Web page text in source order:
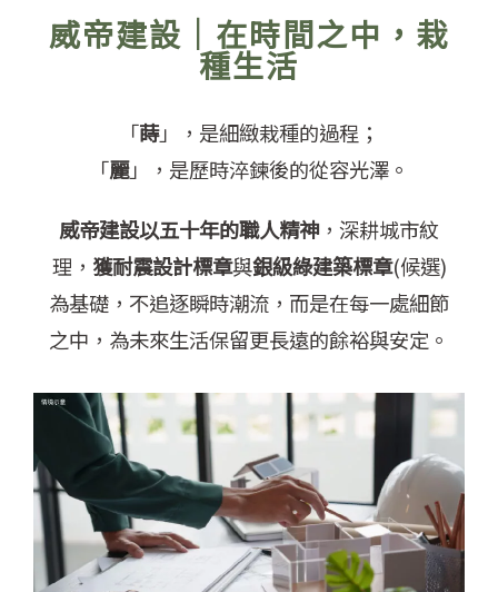
威帝建設｜在時間之中，栽
種生活
「蒔」，是細緻栽種的過程；
「麗」，是歷時淬鍊後的從容光澤。
威帝建設以五十年的職人精神，深耕城市紋
理， 獲耐震設計標章與銀級綠建築標章(候選)
為基礎，不追逐瞬時潮流，而是在每一處細節
之中，為未來生活保留更長遠的餘裕與安定。